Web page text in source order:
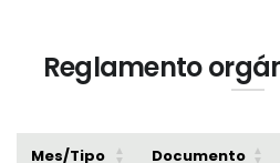
Reglamento
Mes/Tipo Documento